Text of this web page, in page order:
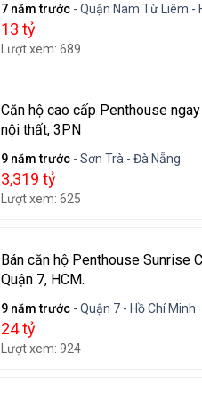
7 năm trước - Quận Nam Từ Liêm -
13 tỷ
Lượt xem: 689
Căn hộ cao cấp Penthouse
nội thất, 3PN
9 năm trước - Sơn Trà - Đà Nẵng
3,319 tỷ
Lượt xem: 625
Bán căn hộ Penthouse Sunrise
Quận 7, HCM.
9 năm trước - Quận 7 - Hồ Chí Minh
24 tỷ
Lượt xem: 924